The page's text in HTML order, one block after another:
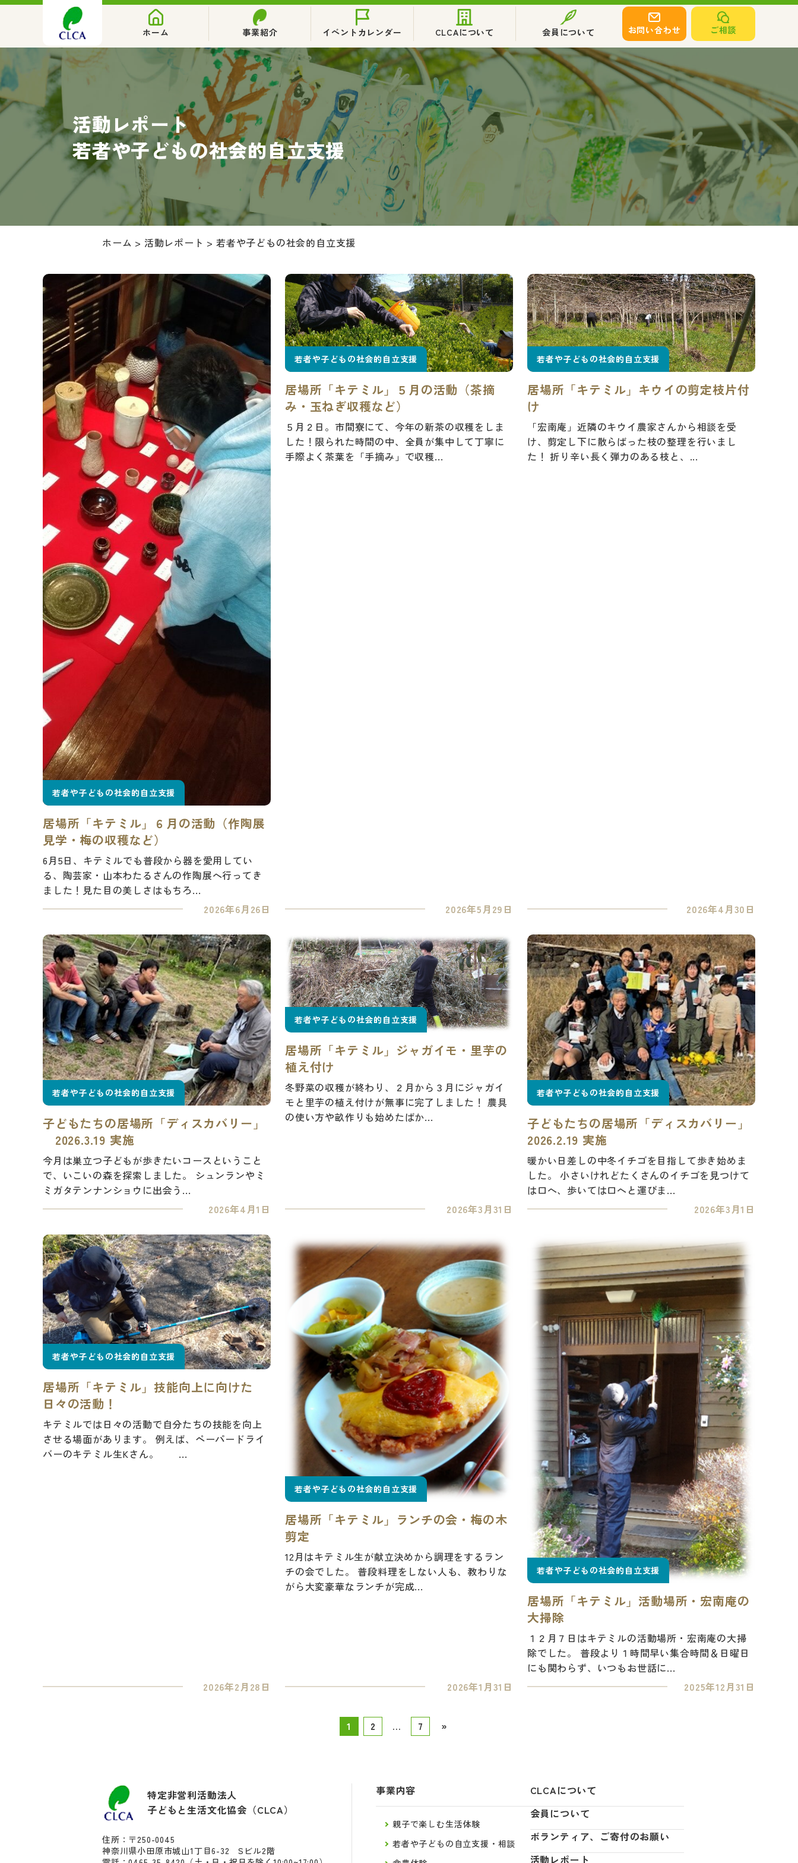
ホーム 事業紹介 イベントカレンダー CLCAについて 会員について お問い合わせ ご相談
活動レポート
若者や子どもの社会的自立支援
ホーム > 活動レポート >若者や子どもの社会的自立支援
若者や子どもの社会的自立支援
居場所「キテミル」６月の活動（作陶展
見学・梅の収穫など）
6月5日、キテミルでも普段から器を愛用してい
る、陶芸家・山本わたるさんの作陶展へ行ってき
ました！見た目の美しさはもちろ...
2026年6月26日
若者や子どもの社会的自立支援
居場所「キテミル」５月の活動（茶摘
み・玉ねぎ収穫など）
５月２日。市間寮にて、今年の新茶の収穫をしま
した！限られた時間の中、全員が集中して丁寧に
手際よく茶葉を「手摘み」で収穫...
2026年5月29日
若者や子どもの社会的自立支援
居場所「キテミル」キウイの剪定枝片付
け
「宏南庵」近隣のキウイ農家さんから相談を受
け、剪定し下に散らばった枝の整理を行いまし
た！ 折り辛い長く弾力のある枝と、...
2026年4月30日
若者や子どもの社会的自立支援
子どもたちの居場所「ディスカバリー」
2026.3.19 実施
今月は巣立つ子どもが歩きたいコースということ
で、いこいの森を探索しました。 シュンランやミ
ミガタテンナンショウに出会う...
2026年4月1日
若者や子どもの社会的自立支援
居場所「キテミル」ジャガイモ・里芋の
植え付け
冬野菜の収穫が終わり、２月から３月にジャガイ
モと里芋の植え付けが無事に完了しました！ 農具
の使い方や畝作りも始めたばか...
2026年3月31日
若者や子どもの社会的自立支援
子どもたちの居場所「ディスカバリー」
2026.2.19 実施
暖かい日差しの中冬イチゴを目指して歩き始めま
した。 小さいけれどたくさんのイチゴを見つけて
は口へ、歩いては口へと運びま...
2026年3月1日
若者や子どもの社会的自立支援
居場所「キテミル」技能向上に向けた
日々の活動！
キテミルでは日々の活動で自分たちの技能を向上
させる場面があります。 例えば、ペーパードライ
バーのキテミル生Kさん。 ...
2026年2月28日
若者や子どもの社会的自立支援
居場所「キテミル」ランチの会・梅の木
剪定
12月はキテミル生が献立決めから調理をするラン
チの会でした。 普段料理をしない人も、教わりな
がら大変豪華なランチが完成...
2026年1月31日
若者や子どもの社会的自立支援
居場所「キテミル」活動場所・宏南庵の
大掃除
１２月７日はキテミルの活動場所・宏南庵の大掃
除でした。 普段より１時間早い集合時間＆日曜日
にも関わらず、いつもお世話に...
2025年12月31日
1 2 … 7 »
特定非営利活動法人
子どもと生活文化協会（CLCA）
住所：〒250-0045
神奈川県小田原市城山1丁目6-32 Sビル2階
事業内容
親子で楽しむ生活体験
若者や子どもの自立支援・相談
CLCAについて
会員について
ボランティア、ご寄付のお願い
活動レポート